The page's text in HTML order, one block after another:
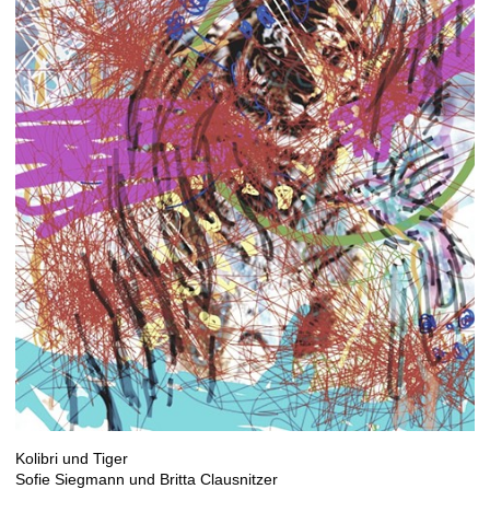
Kolibri und Tiger
Sofie Siegmann und Britta Clausnitzer